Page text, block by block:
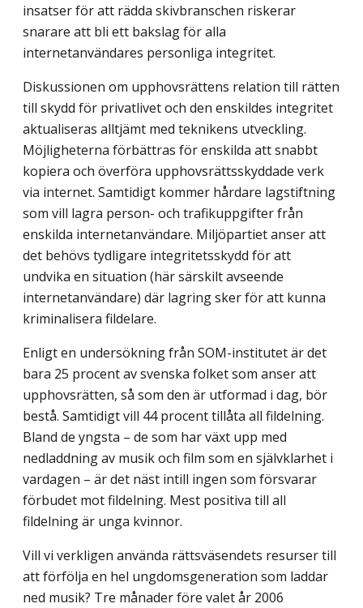
insatser för att rädda skivbranschen riskerar
snarare att bli ett bakslag för alla
internetanvändares personliga integritet.
Diskussionen om upphovsrättens relation till rätten
till skydd för privatlivet och den enskildes integritet
aktualiseras alltjämt med teknikens utveckling.
Möjligheterna förbättras för enskilda att snabbt
kopiera och överföra upphovsrättsskyddade verk
via internet. Samtidigt kommer hårdare lagstiftning
som vill lagra person- och trafikuppgifter från
enskilda internetanvändare. Miljöpartiet anser att
det behövs tydligare integritetsskydd för att
undvika en situation (här särskilt avseende
internetanvändare) där lagring sker för att kunna
kriminalisera fildelare.
Enligt en undersökning från SOM-institutet är det
bara 25 procent av svenska folket som anser att
upphovsrätten, så som den är utformad i dag, bör
bestå. Samtidigt vill 44 procent tillåta all fildelning.
Bland de yngsta – de som har växt upp med
nedladdning av musik och film som en självklarhet i
vardagen – är det näst intill ingen som försvarar
förbudet mot fildelning. Mest positiva till all
fildelning är unga kvinnor.
Vill vi verkligen använda rättsväsendets resurser till
att förfölja en hel ungdomsgeneration som laddar
ned musik? Tre månader före valet år 2006